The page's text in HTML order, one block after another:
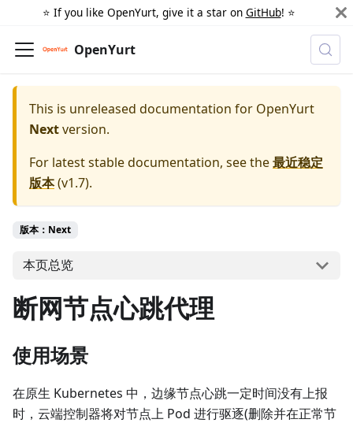
⭐️ If you like OpenYurt, give it a star on GitHub! ⭐️
OpenYurt
This is unreleased documentation for OpenYurt
Nextversion.
For latest stable documentation, see the最近稳定
版本(v1.7).
版本：Next
本页总览
断网节点心跳代理
使用场景
在原生 Kubernetes 中，边缘节点心跳一定时间没有上报
时，云端控制器将对节点上 Pod 进行驱逐(删除并在正常节